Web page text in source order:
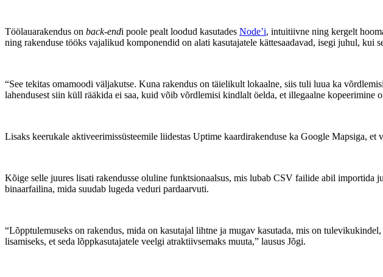
Töölauarakendus on back-endi poole pealt loodud kasutades Node’i, intuitiivne ning kergelt
ning rakenduse tööks vajalikud komponendid on alati kasutajatele kättesaadavad, isegi juhul, kui
“See tekitas omamoodi väljakutse. Kuna rakendus on täielikult lokaalne, siis tuli luua ka
lahendusest siin küll rääkida ei saa, kuid võib võrdlemisi kindlalt öelda, et illegaalne kopeerimine
Lisaks keerukale aktiveerimissüsteemile liidestas Uptime kaardirakenduse ka Google Mapsiga, et
Kõige selle juures lisati rakendusse oluline funktsionaalsus, mis lubab CSV failide abil importida
binaarfailina, mida suudab lugeda veduri pardaarvuti.
“Lõpptulemuseks on rakendus, mida on kasutajal lihtne ja mugav kasutada, mis on
lisamiseks, et seda lõppkasutajatele veelgi atraktiivsemaks muuta,” lausus Jõgi.